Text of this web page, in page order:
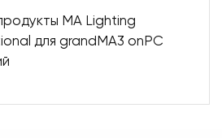
MA Lighting
для grandMA3 onPC